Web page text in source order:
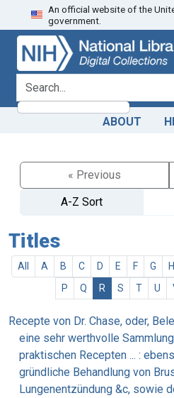
Skip
to
search
Skip to
main
content
An official website of the
government.
search for
ABOUT
« Previous
A-Z Sort
Titles
All A B C D E F G H
P
Q R S T U
Recepte von Dr. Chase, oder,
eine sehr werthvolle
praktischen Recepten ... :
gründliche Behandlung von
Lungenentzündung &c, sowie